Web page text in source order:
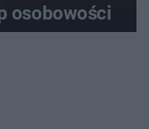
osobowości